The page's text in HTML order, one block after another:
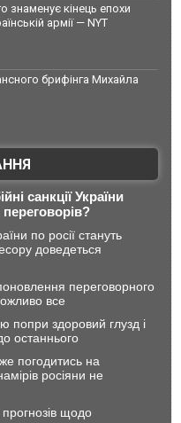
знаменує кінець епохи
армії — NYT
брифінга Михайла
санкції України
переговорів?
по росії стануть
доведеться
переговорного
все
попри здоровий глузд і
останнього
погодитись на
росіяни не
щодо